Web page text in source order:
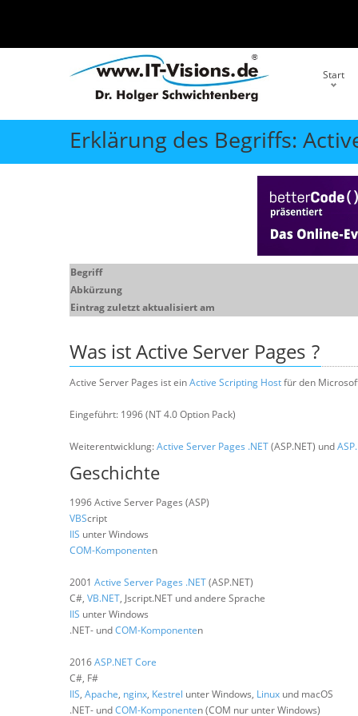
Start
Erklärung des Begriffs:
Begriff
Abkürzung
Eintrag zuletzt aktualisiert am
Was istActive Server Pages ?
Active Server Pages ist einActive Scripting Hostfür den
Eingeführt: 1996 (NT 4.0 Option Pack)
Weiterentwicklung:Active Server Pages .NET(ASP.NET) und
Geschichte
1996 Active Server Pages (ASP)
VBScript
IIS unter Windows
COM-Komponenten
2001 Active Server Pages .NET(ASP.NET)
C#, VB.NET, Jscript.NET und andere Sprache
IIS unter Windows
.NET- undCOM-Komponenten
2016ASP.NET Core
C#, F#
IIS, Apache, nginx, Kestrel unter Windows, Linux und macOS
.NET- undCOM-Komponenten (COM nur unter Windows)